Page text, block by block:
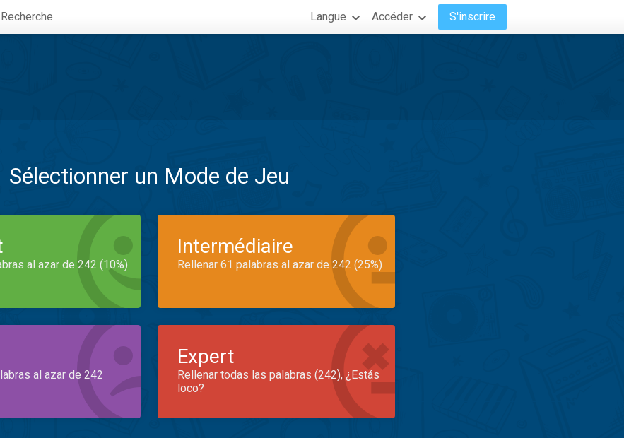
Recherche Langue Accéder S'inscrire
Sélectionner un Mode de Jeu
al azar de 242 (10%)
Intermédiaire
Rellenar 61 palabras al azar de 242 (25%)
al azar de 242
Expert
Rellenar todas las palabras (242), ¿Estás
loco?